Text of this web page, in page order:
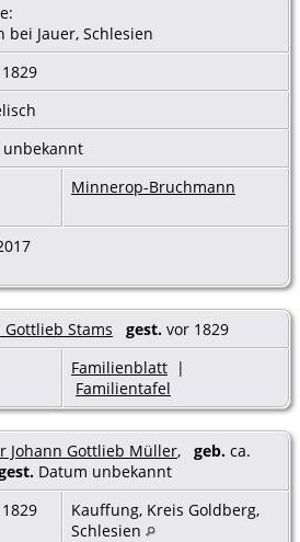
bei Jauer, Schlesien
unbekannt
Minnerop-Bruchmann
Gottlieb Stams gest. vor 1829
Familienblatt |
Familientafel
Johann Gottlieb Müller, geb. ca.
Datum unbekannt
Kauffung, Kreis Goldberg,
Schlesien